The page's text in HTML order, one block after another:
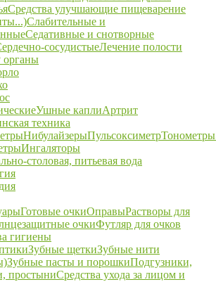
Средства улучшающие пищеварение
Слабительные и
Седативные и снотворные
сосудистыеЛечение полости
Ушные каплиАртрит
техника
НибулайзерыПульсоксиметрТонометры
Ингаляторы
столовая, питьевая вода
Готовые очкиОправыРастворы для
очкиФутляр для очков
гигиены
Зубные щеткиЗубные нити
Зубные пасты и порошкиПодгузники,
простыниСредства ухода за лицом и